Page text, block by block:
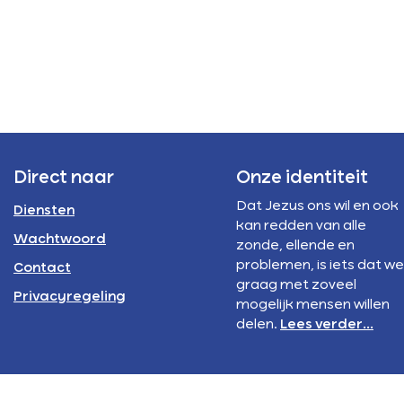
Direct naar
Diensten
Wachtwoord
Contact
Privacyregeling
Onze identiteit
Dat Jezus ons wil en ook
kan redden van alle
zonde, ellende en
problemen, is iets dat we
graag met zoveel
mogelijk mensen willen
delen. Lees verder...